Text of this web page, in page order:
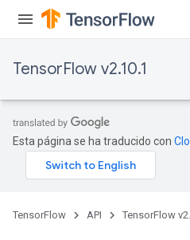
TensorFlow v2.10.1
Esta página se ha traducido con
TensorFlow API TensorFlow